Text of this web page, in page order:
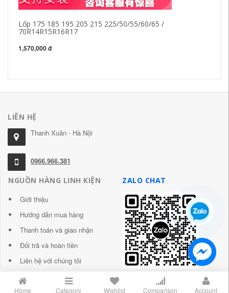
Lốp 175 185 195 205 215 225/50/55/60/65 /
70R14R15R16R17
1,570,000 đ
LIÊN HỆ
Thanh Xuân - Hà Nội
0966.966.381
NGUỒN HÀNG LINH KIỆN
Giới thiệu
Hướng dẫn mua hàng
Thanh toán và giao nhận
Đổi trả và hoàn tiền
Liên hệ với chúng tôi
ZALO CHAT
Home Category Wishlist Comparison Account